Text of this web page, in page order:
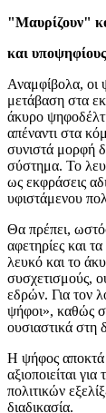
"Μαυρίζουν"
και υποψηφίους
Αναμφίβολα, οι
μετάβαση στα
άκυρο
απέναντι στα
συνιστά μορφή
σύστημα. Το
ως εκφράσεις
υφιστάμενου
Θα πρέπει,
αφετηρίες και
λευκό και το
συσχετισμούς,
εδρών. Για τον
ψήφοι», καθώς
ουσιαστικά στη
Η ψήφος αποκτά
αξιοποιείται
πολιτικών
διαδικασία.